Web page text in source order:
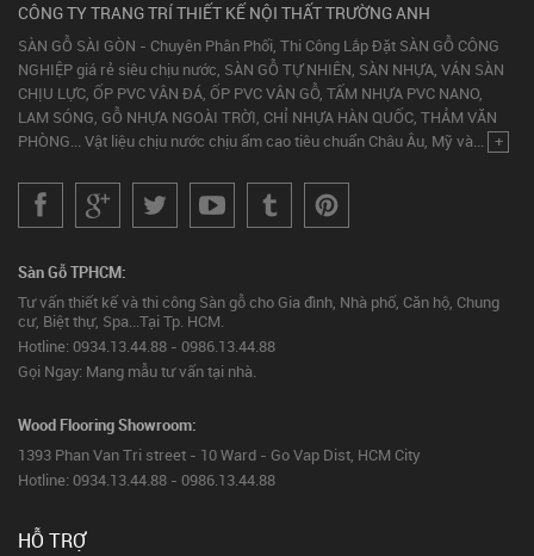
CÔNG TY TRANG TRÍ THIẾT KẾ NỘI THẤT TRƯỜNG ANH
SÀN GỖ SÀI GÒN - Chuyên Phân Phối, Thi Công Lắp Đặt SÀN GỖ CÔNG
NGHIỆP giá rẻ siêu chịu nước, SÀN GỖ TỰ NHIÊN, SÀN NHỰA, VÁN SÀN
CHỊU LỰC, ỐP PVC VÂN ĐÁ, ỐP PVC VÂN GỖ, TẤM NHỰA PVC NANO,
LAM SÓNG, GỖ NHỰA NGOÀI TRỜI, CHỈ NHỰA HÀN QUỐC, THẢM VĂN
PHÒNG... Vật liệu chịu nước chịu ẩm cao tiêu chuẩn Châu Âu, Mỹ và... +
Sàn Gỗ TPHCM:
Tư vấn thiết kế và thi công Sàn gỗ cho Gia đình, Nhà phố, Căn hộ, Chung
cư, Biệt thự, Spa...Tại Tp. HCM.
Hotline: 0934.13.44.88 - 0986.13.44.88
Gọi Ngay: Mang mẫu tư vấn tại nhà.
Wood Flooring Showroom:
1393 Phan Van Tri street - 10 Ward - Go Vap Dist, HCM City
Hotline: 0934.13.44.88 - 0986.13.44.88
HỖ TRỢ